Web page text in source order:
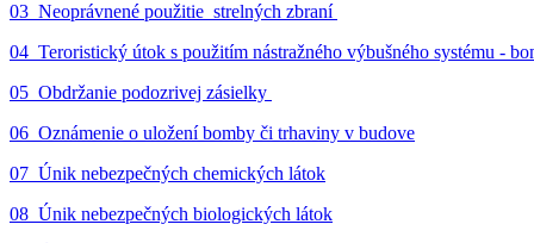
03_Neoprávnené použitie strelných zbraní
04_Teroristický útok s použitím nástražného výbušného systému -
05_Obdržanie podozrivej zásielky
06_Oznámenie o uložení bomby či trhaviny v budove
07_Únik nebezpečných chemických látok
08_Únik nebezpečných biologických látok